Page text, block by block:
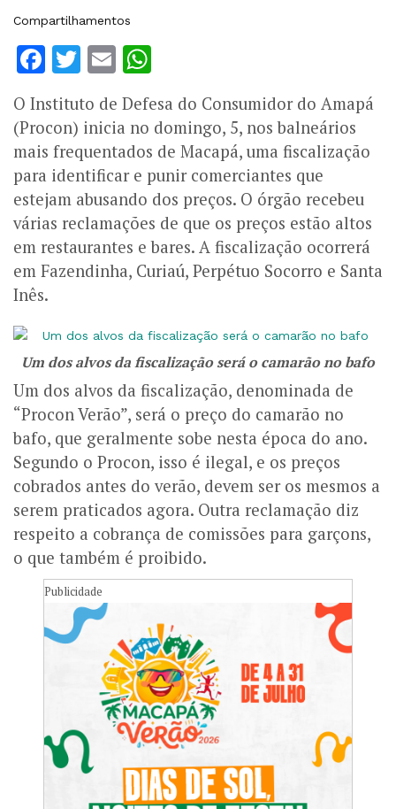
Compartilhamentos
Facebook
Twitter
Email
O Instituto de Defesa do Consumidor do Amapá
(Procon) inicia no domingo, 5, nos balneários
mais frequentados de Macapá, uma fiscalização
para identificar e punir comerciantes que
estejam abusando dos preços. O órgão recebeu
várias reclamações de que os preços estão altos
em restaurantes e bares. A fiscalização ocorrerá
em Fazendinha, Curiaú, Perpétuo Socorro e Santa
Inês.
Um dos alvos da fiscalização será o camarão no bafo
Um dos alvos da fiscalização, denominada de
“Procon Verão”, será o preço do camarão no
bafo, que geralmente sobe nesta época do ano.
Segundo o Procon, isso é ilegal, e os preços
cobrados antes do verão, devem ser os mesmos a
serem praticados agora. Outra reclamação diz
respeito a cobrança de comissões para garçons,
o que também é proibido.
Publicidade